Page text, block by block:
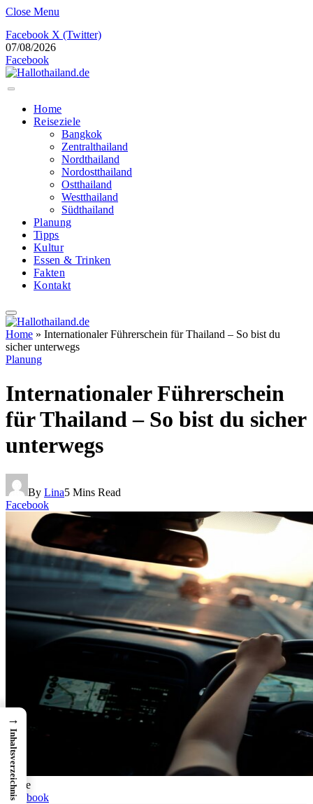
Close Menu
Facebook X (Twitter)
07/08/2026
Facebook
Home
Reiseziele
Bangkok
Zentralthailand
Nordthailand
Nordostthailand
Ostthailand
Westthailand
Südthailand
Planung
Tipps
Kultur
Essen & Trinken
Fakten
Kontakt
Home » Internationaler Führerschein für Thailand – So bist du
sicher unterwegs
Planung
Internationaler Führerschein
für Thailand – So bist du sicher
unterwegs
By Lina5 Mins Read
Facebook
Share
Facebook
→
Inhaltsverzeichnis